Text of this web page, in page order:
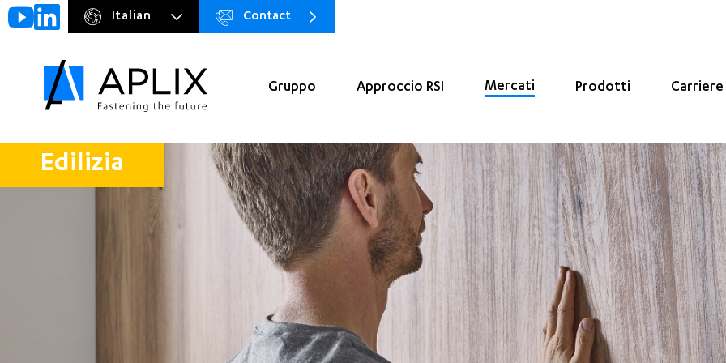
Go to
main
Navigation
principale
Gruppo Approccio RSI Mercati Prodotti Carriere
Italian
Menu
preheader
Contact
Edilizia